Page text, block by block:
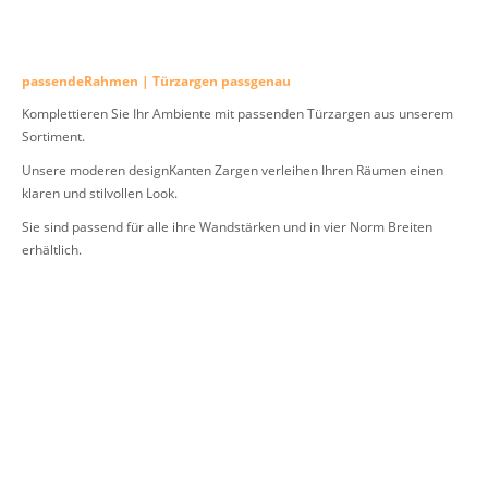
passendeRahmen | Türzargen passgenau
Komplettieren Sie Ihr Ambiente mit passenden Türzargen aus unserem
Sortiment.
Unsere moderen designKanten Zargen verleihen Ihren Räumen einen
klaren und stilvollen Look.
Sie sind passend für alle ihre Wandstärken und in vier Norm Breiten
erhältlich.